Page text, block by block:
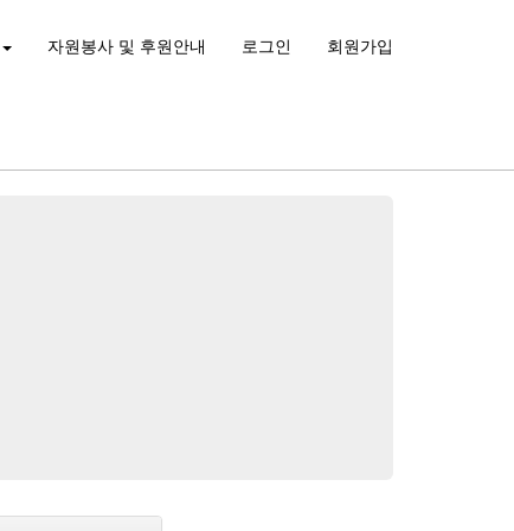
자원봉사 및 후원안내 로그인 회원가입